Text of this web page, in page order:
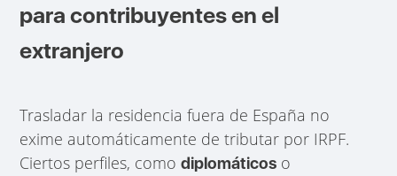
para contribuyentes en el
extranjero
Trasladar la residencia fuera de España no
exime automáticamente de tributar por IRPF.
Ciertos perfiles, comodiplomáticos o